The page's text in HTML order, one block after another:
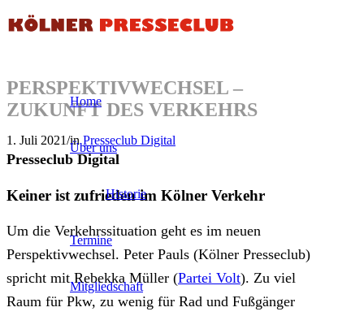
Home
Über uns
Historie
Termine
Mitgliedschaft
PERSPEKTIVWECHSEL –
ZUKUNFT DES VERKEHRS
1. Juli 2021/inPresseclub Digital
Presseclub Digital
Keiner ist zufrieden im Kölner Verkehr
Um die Verkehrssituation geht es im neuen
Perspektivwechsel. Peter Pauls (Kölner Presseclub)
spricht mit Rebekka Müller (Partei Volt). Zu viel
Raum für Pkw, zu wenig für Rad und Fußgänger